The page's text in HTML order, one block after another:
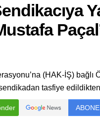
(HAK-İŞ) bağlı
tasfiye
ABONE